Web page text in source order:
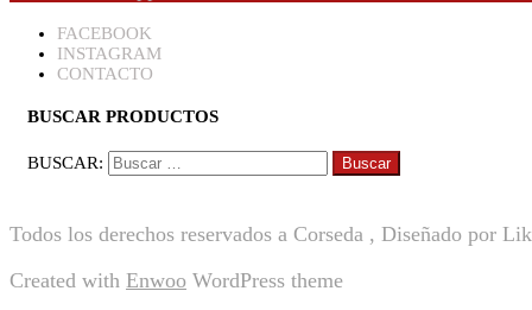
FACEBOOK
INSTAGRAM
CONTACTO
BUSCAR PRODUCTOS
BUSCAR:
Todos los derechos reservados a Corseda , Diseñado por
Created with Enwoo WordPress theme